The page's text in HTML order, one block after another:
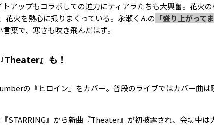
アップもコラボしての迫力にティアラたちも大興奮。花火
花火を熱心に撮りまくっている。永瀬くんの 「盛り上がって
葉で、寒さも吹き飛んだはず。
Theater』も！
の『ヒロイン』をカバー。普段のライブではカバー曲は
STARRING』から新曲『Theater』が初披露され、会場中は